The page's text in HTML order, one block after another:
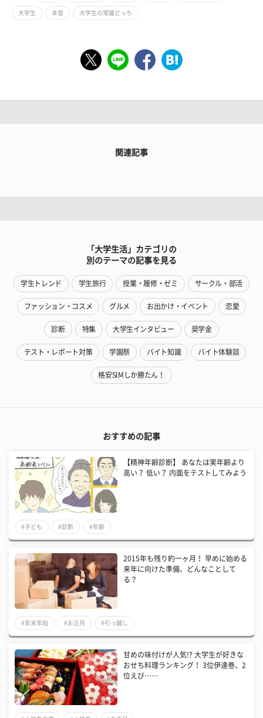
大学生 本音 大学生の常識どっち
関連記事
「大学生活」カテゴリの
別のテーマの記事を見る
学生トレンド 学生旅行 授業・履修・ゼミ サークル・部活
ファッション・コスメ グルメ お出かけ・イベント 恋愛
診断 特集 大学生インタビュー 奨学金
テスト・レポート対策 学園祭 バイト知識 バイト体験談
格安SIMしか勝たん！
おすすめの記事
【精神年齢診断】 あなたは実年齢より
高い？ 低い？ 内面をテストしてみよう
#子ども #診断 #年齢
2015年も残り約一ヶ月！ 早めに始める
来年に向けた準備、どんなことして
る？
#年末年始 #お正月 #引っ越し
甘めの味付けが人気!? 大学生が好きな
おせち料理ランキング！ 3位伊達巻、2
位えび……